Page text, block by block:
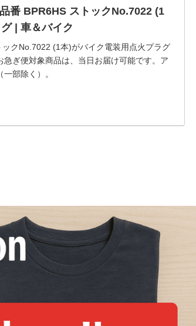
番 BPR6HS ストックNo.7022 (1
| 車＆バイク
クNo.7022 (1本)がバイク電装用点火プラグ
ぎ便対象商品は、当日お届け可能です。ア
部除く）。